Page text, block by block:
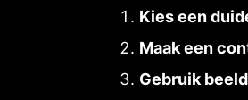
Kies een
Maak een
Gebruik